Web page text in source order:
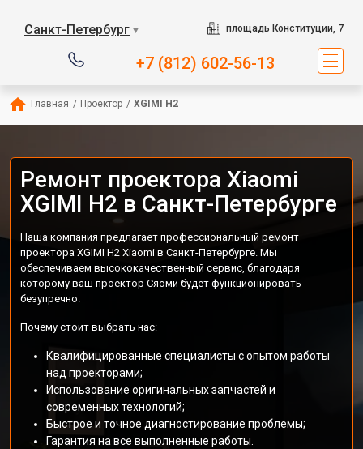
Санкт-Петербург ▼ площадь Конституции, 7
+7 (812) 602-56-13
Главная / Проектор / XGIMI H2
Ремонт проектора Xiaomi
XGIMI H2 в Санкт-Петербурге
Наша компания предлагает профессиональный ремонт
проектора XGIMI H2 Xiaomi в Санкт-Петербурге. Мы
обеспечиваем высококачественный сервис, благодаря
которому ваш проектор Сяоми будет функционировать
безупречно.
Почему стоит выбрать нас:
Квалифицированные специалисты с опытом работы
над проекторами;
Использование оригинальных запчастей и
современных технологий;
Быстрое и точное диагностирование проблемы;
Гарантия на все выполненные работы.